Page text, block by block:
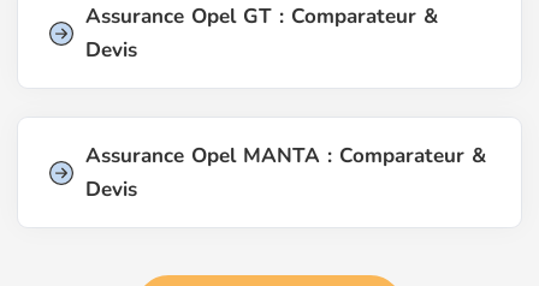
Assurance Opel GT : Comparateur &
Devis
Assurance Opel MANTA : Comparateur &
Devis